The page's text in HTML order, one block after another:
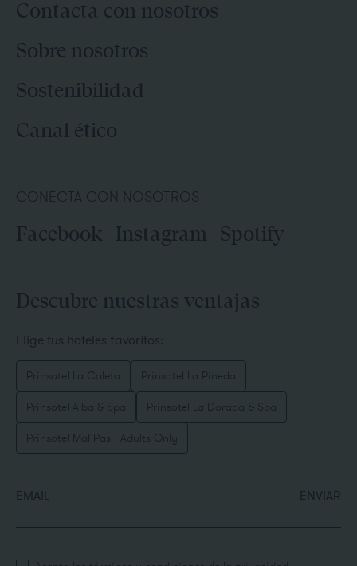
Contacta con nosotros
Sobre nosotros
Sostenibilidad
Canal ético
CONECTA CON NOSOTROS
Facebook Instagram Spotify
Descubre nuestras ventajas
Elige tus hoteles favoritos:
Prinsotel La Caleta Prinsotel La Pineda
Prinsotel Alba & Spa Prinsotel La Dorada & Spa
Prinsotel Mal Pas - Adults Only
EMAIL ENVIAR